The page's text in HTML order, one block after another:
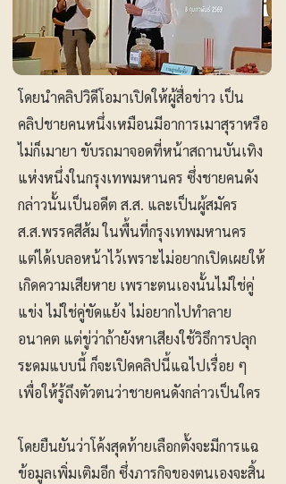
โดยนำคลิปวิดีโอมาเปิดให้ผู้สื่อข่าว เป็น
คลิปชายคนหนึ่งเหมือนมีอาการเมาสุราหรือ
ไม่ก็เมายา ขับรถมาจอดที่หน้าสถานบันเทิง
แห่งหนึ่งในกรุงเทพมหานคร ซึ่งชายคนดัง
กล่าวนั้นเป็นอดีต ส.ส. และเป็นผู้สมัคร
ส.ส.พรรคสีส้ม ในพื้นที่กรุงเทพมหานคร
แต่ได้เบลอหน้าไว้เพราะไม่อยากเปิดเผยให้
เกิดความเสียหาย เพราะตนเองนั้นไม่ใช่คู่
แข่ง ไม่ใช่คู่ขัดแย้ง ไม่อยากไปทำลาย
อนาคต แต่ขู่ว่าถ้ายังหาเสียงใช้วิธึการปลุก
ระดมแบบนี้ ก็จะเปิดคลิปนี้แฉไปเรื่อย ๆ
เพื่อให้รู้ถึงตัวตนว่าชายคนดังกล่าวเป็นใคร
โดยยืนยันว่าโค้งสุดท้ายเลือกตั้งจะมีการแฉ
ข้อมูลเพิ่มเติมอีก ซึ่งภารกิจของตนเองจะสิ้น